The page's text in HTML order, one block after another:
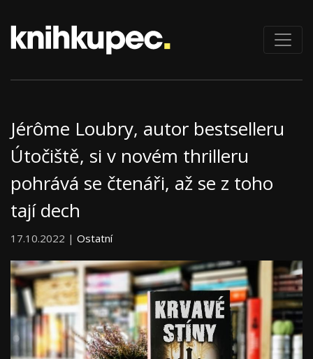
Jérôme Loubry, autor bestselleru
Útočiště, si v novém thrilleru
pohrává se čtenáři, až se z toho
tají dech
17.10.2022 | Ostatní